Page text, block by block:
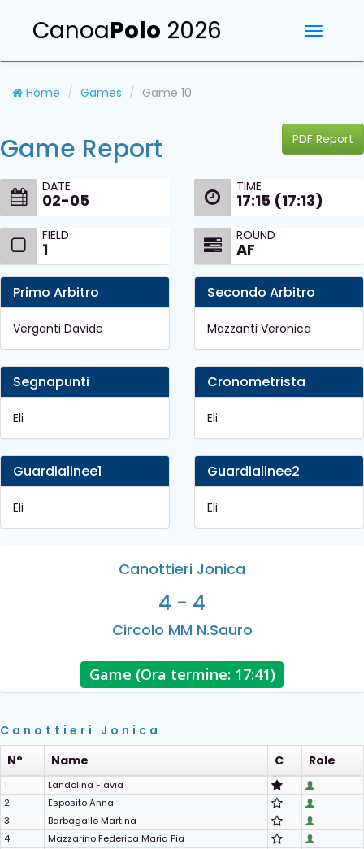
Toggle
CanoaPolo 2026
Home Games Game 10
PDF Report
Game Report
DATE
02-05
TIME
17:15 (17:13)
FIELD
1
ROUND
AF
Primo Arbitro
Verganti Davide
Secondo Arbitro
Mazzanti Veronica
Segnapunti
Eli
Cronometrista
Eli
Guardialinee1
Eli
Guardialinee2
Eli
Canottieri Jonica
4 - 4
Circolo MM N.Sauro
Game (Ora termine: 17:41)
Canottieri Jonica
N°
Name C Role
1
Landolina Flavia
2
Esposito Anna
3
Barbagallo Martina
4
Mazzarino Federica Maria Pia